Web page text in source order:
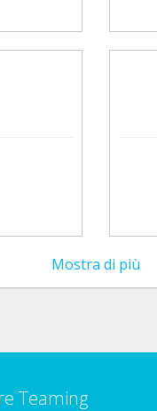
Mostra di più
Teaming